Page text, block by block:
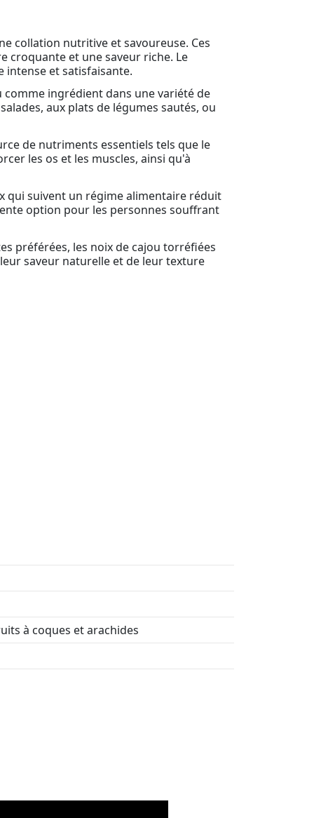
collation nutritive et savoureuse. Ces
croquante et une saveur riche. Le
intense et satisfaisante.
ingrédient dans une variété de
aux plats de légumes sautés, ou
de nutriments essentiels tels que le
les os et les muscles, ainsi qu'à
qui suivent un régime alimentaire réduit
option pour les personnes souffrant
préférées, les noix de cajou torréfiées
saveur naturelle et de leur texture
à coques et arachides